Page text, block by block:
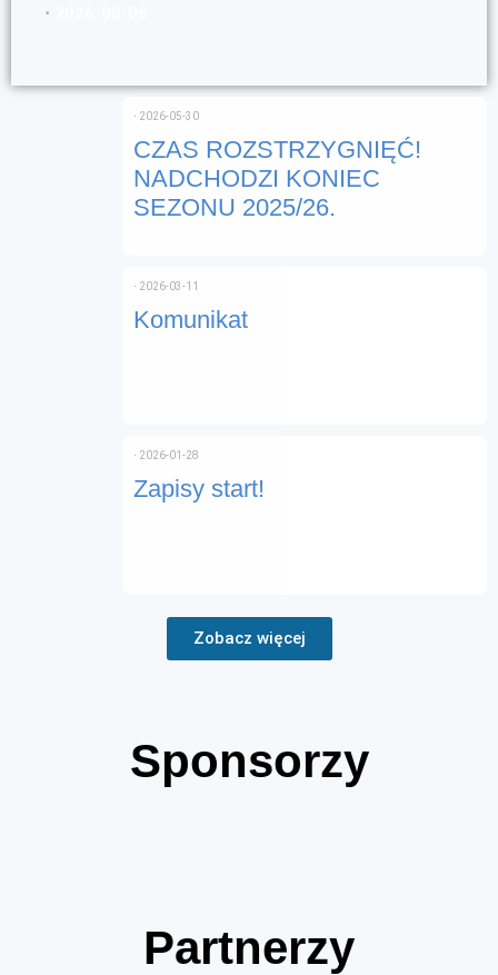
⋅
CZAS ROZSTRZYGNIĘĆ!
NADCHODZI KONIEC
SEZONU 2025/26.
⋅ 2026-05-30
Komunikat
⋅ 2026-03-11
Zapisy start!
⋅ 2026-01-28
Zobacz więcej
Sponsorzy
Partnerzy